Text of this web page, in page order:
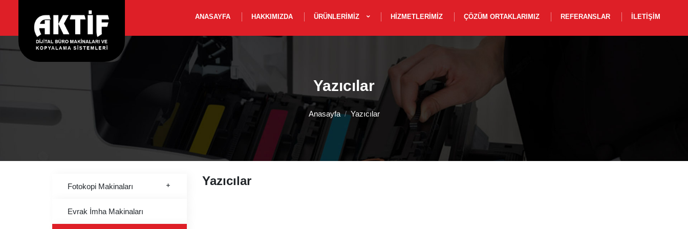
ANASAYFA HAKKIMIZDA ÜRÜNLERIMIZ HIZMETLERIMIZ ÇÖZÜM ORTAKLARIMIZ REFERANSLAR İLETIŞIM
Yazıcılar
Anasayfa Yazıcılar
Fotokopi Makinaları
Evrak İmha Makinaları
Yazıcılar